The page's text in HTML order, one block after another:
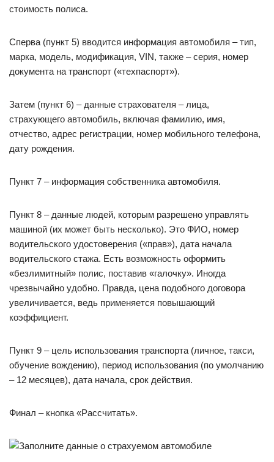
стоимость полиса.
Сперва (пункт 5) вводится информация автомобиля – тип,
марка, модель, модификация, VIN, также – серия, номер
документа на транспорт («техпаспорт»).
Затем (пункт 6) – данные страхователя – лица,
страхующего автомобиль, включая фамилию, имя,
отчество, адрес регистрации, номер мобильного телефона,
дату рождения.
Пункт 7 – информация собственника автомобиля.
Пункт 8 – данные людей, которым разрешено управлять
машиной (их может быть несколько). Это ФИО, номер
водительского удостоверения («прав»), дата начала
водительского стажа. Есть возможность оформить
«безлимитный» полис, поставив «галочку». Иногда
чрезвычайно удобно. Правда, цена подобного договора
увеличивается, ведь применяется повышающий
коэффициент.
Пункт 9 – цель использования транспорта (личное, такси,
обучение вождению), период использования (по умолчанию
– 12 месяцев), дата начала, срок действия.
Финал – кнопка «Рассчитать».